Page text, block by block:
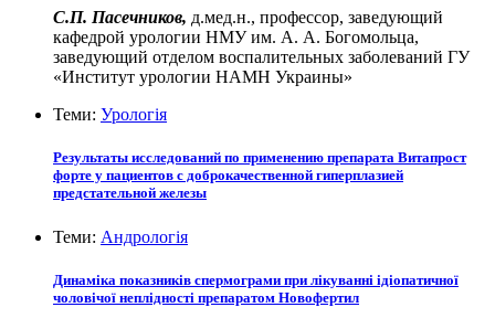
С.П. Пасечников, д.мед.н., профессор, заведующий
кафедрой урологии НМУ им. А. А. Богомольца,
заведующий отделом воспалительных заболеваний ГУ
«Институт урологии НАМН Украины»
Теми: Урологія
Результаты исследований по применению препарата Витапрост
форте у пациентов с доброкачественной гиперплазией
предстательной железы
Теми: Андрологія
Динаміка показників спермограми при лікуванні ідіопатичної
чоловічої неплідності препаратом Новофертил